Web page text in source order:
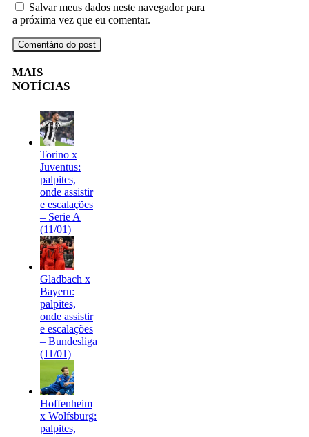
Salvar meus dados neste navegador para
a próxima vez que eu comentar.
MAIS
NOTÍCIAS
Torino x
Juventus:
palpites,
onde assistir
e escalações
– Serie A
(11/01)
Gladbach x
Bayern:
palpites,
onde assistir
e escalações
– Bundesliga
(11/01)
Hoffenheim
x Wolfsburg:
palpites,